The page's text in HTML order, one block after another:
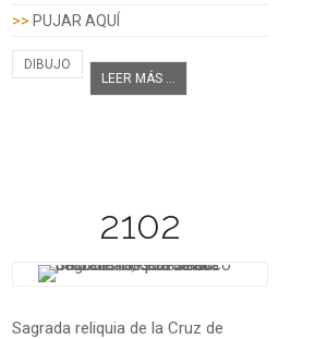
>> PUJAR AQUÍ
DIBUJO
LEER MÁS ...
2102
Sagrada reliquia de la Cruz de